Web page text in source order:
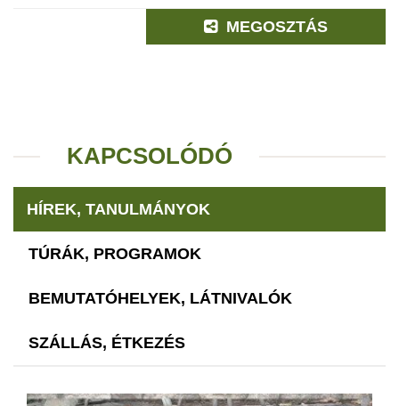
MEGOSZTÁS
KAPCSOLÓDÓ
HÍREK, TANULMÁNYOK
TÚRÁK, PROGRAMOK
BEMUTATÓHELYEK, LÁTNIVALÓK
SZÁLLÁS, ÉTKEZÉS